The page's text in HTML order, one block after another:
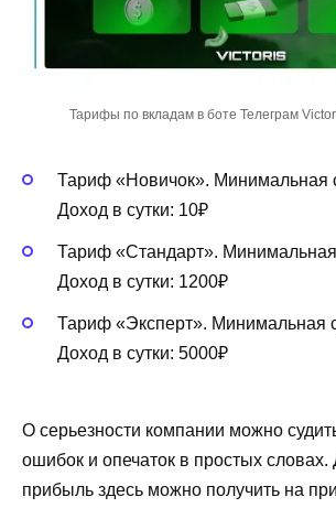
Тарифы по вкладам в боте Телеграм
Тариф «Новичок». Минимальная
Доход в сутки: 10₽
Тариф «Стандарт».
Доход в сутки: 1200₽
Тариф «Эксперт». Минимальная
Доход в сутки: 5000₽
О серьезности компании можно
ошибок и опечаток в простых
прибыль здесь можно получить на